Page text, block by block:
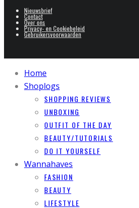
Nieuwsbrief
Contact
Over ons
Privacy- en Cookiebeleid
Gebruikersvoorwaarden
Home
Shoplogs
SHOPPING REVIEWS
UNBOXING
OUTFIT OF THE DAY
BEAUTY/TUTORIALS
DO IT YOURSELF
Wannahaves
FASHION
BEAUTY
LIFESTYLE